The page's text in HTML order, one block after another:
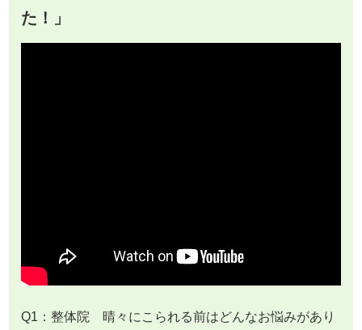
た！」
Q1：整体院 晴々にこられる前はどんなお悩みがあり